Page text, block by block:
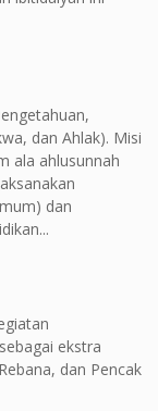
dan Ahlak). Misi
ala ahlusunnah
dan
ekstra
dan Pencak